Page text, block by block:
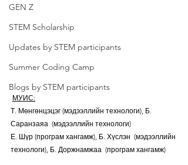
GEN Z
STEM Scholarship
Updates by STEM participants
Summer Coding Camp
Blogs by STEM participants
МУИС:
Т. Мөнгөнцэцэг (мэдээллийн технологи), Б.
Саранзаяа  (мэдээллийн технологи)
Е. Шүр (програм хангамж), Б. Хүслэн  (мэдээллийн
технологи), Б. Доржнамжаа  (програм хангамж)